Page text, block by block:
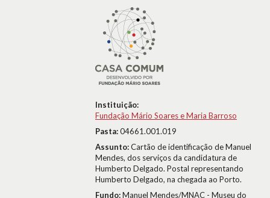
Instituição:
Fundação Mário Soares e Maria Barroso
Pasta:04661.001.019
Assunto:Cartão de identificação de Manuel
Mendes, dos serviços da candidatura de
Humberto Delgado. Postal representando
Humberto Delgado, na chegada ao Porto.
Fundo:Manuel Mendes/MNAC - Museu do